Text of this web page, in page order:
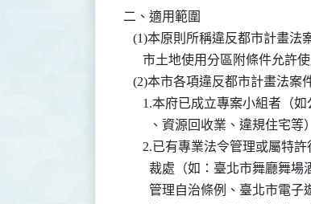
二、適用範圍
(1)本原則所稱違反都市計畫
市土地使用分區附條件允
(2)本市各項違反都市計畫法
1.本府已成立專案小組者
、資源回收業、違規住宅
2.已有專業法令管理或屬
裁處（如：臺北市舞廳
管理自治條例、臺北市